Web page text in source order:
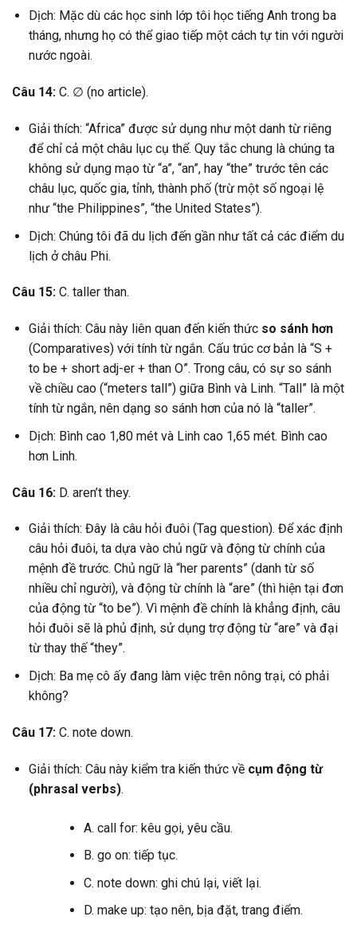
Dịch: Mặc dù các học sinh lớp tôi học tiếng Anh trong ba
tháng, nhưng họ có thể giao tiếp một cách tự tin với người
nước ngoài.
Câu 14: C. ∅ (no article).
Giải thích: “Africa” được sử dụng như một danh từ riêng
để chỉ cả một châu lục cụ thể. Quy tắc chung là chúng ta
không sử dụng mạo từ “a”, “an”, hay “the” trước tên các
châu lục, quốc gia, tỉnh, thành phố (trừ một số ngoại lệ
như “the Philippines”, “the United States”).
Dịch: Chúng tôi đã du lịch đến gần như tất cả các điểm du
lịch ở châu Phi.
Câu 15: C. taller than.
Giải thích: Câu này liên quan đến kiến thức so sánh hơn
(Comparatives) với tính từ ngắn. Cấu trúc cơ bản là “S +
to be + short adj-er + than O”. Trong câu, có sự so sánh
về chiều cao (“meters tall”) giữa Bình và Linh. “Tall” là một
tính từ ngắn, nên dạng so sánh hơn của nó là “taller”.
Dịch: Bình cao 1,80 mét và Linh cao 1,65 mét. Bình cao
hơn Linh.
Câu 16: D. aren’t they.
Giải thích: Đây là câu hỏi đuôi (Tag question). Để xác định
câu hỏi đuôi, ta dựa vào chủ ngữ và động từ chính của
mệnh đề trước. Chủ ngữ là “her parents” (danh từ số
nhiều chỉ người), và động từ chính là “are” (thì hiện tại đơn
của động từ “to be”). Vì mệnh đề chính là khẳng định, câu
hỏi đuôi sẽ là phủ định, sử dụng trợ động từ “are” và đại
từ thay thế “they”.
Dịch: Ba mẹ cô ấy đang làm việc trên nông trại, có phải
không?
Câu 17: C. note down.
Giải thích: Câu này kiểm tra kiến thức về cụm động từ
(phrasal verbs).
A. call for: kêu gọi, yêu cầu.
B. go on: tiếp tục.
C. note down: ghi chú lại, viết lại.
D. make up: tạo nên, bịa đặt, trang điểm.